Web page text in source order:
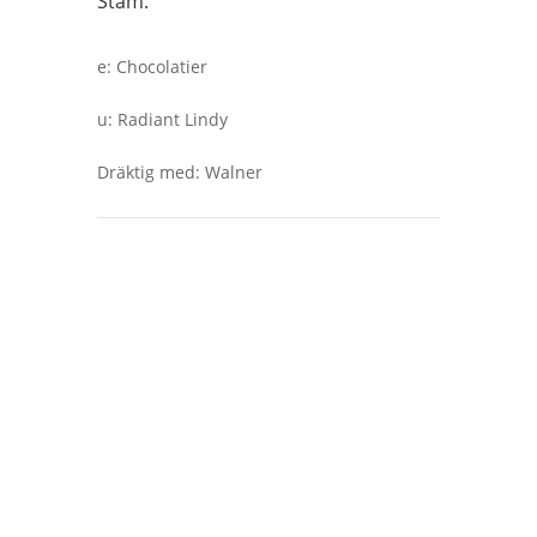
e: Chocolatier
u: Radiant Lindy
Dräktig med: Walner